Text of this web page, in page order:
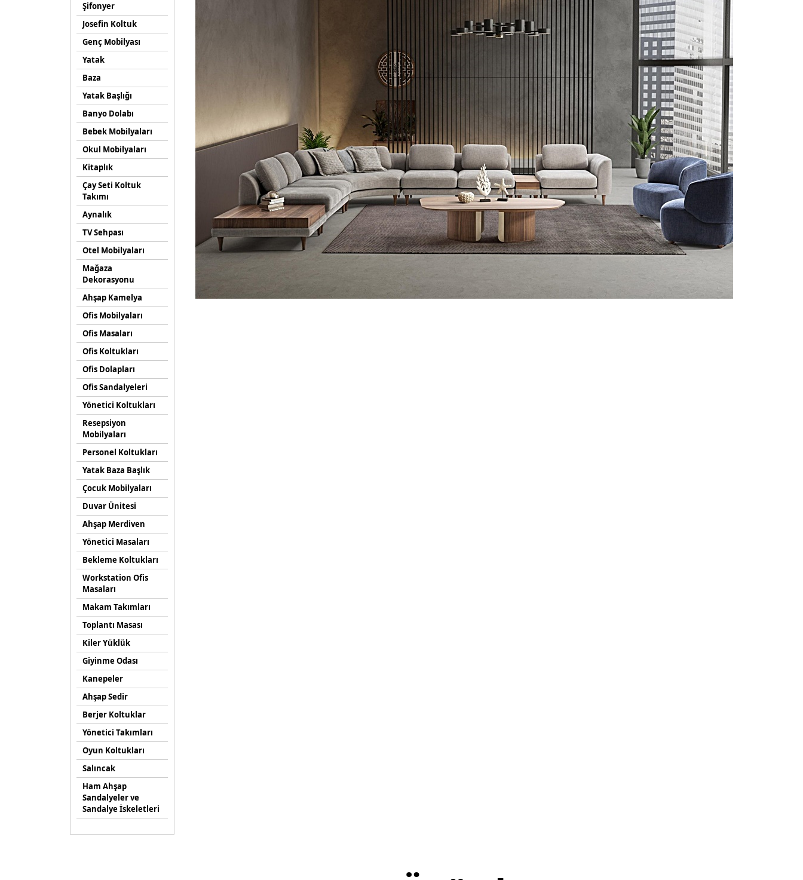
Şifonyer
Josefin Koltuk
Genç Mobilyası
Yatak
Baza
Yatak Başlığı
Banyo Dolabı
Bebek Mobilyaları
Okul Mobilyaları
Kitaplık
Çay Seti Koltuk
Takımı
Aynalık
TV Sehpası
Otel Mobilyaları
Mağaza
Dekorasyonu
Ahşap Kamelya
Ofis Mobilyaları
Ofis Masaları
Ofis Koltukları
Ofis Dolapları
Ofis Sandalyeleri
Yönetici Koltukları
Resepsiyon
Mobilyaları
Personel Koltukları
Yatak Baza Başlık
Çocuk Mobilyaları
Duvar Ünitesi
Ahşap Merdiven
Yönetici Masaları
Bekleme Koltukları
Workstation Ofis
Masaları
Makam Takımları
Toplantı Masası
Kiler Yüklük
Giyinme Odası
Kanepeler
Ahşap Sedir
Berjer Koltuklar
Yönetici Takımları
Oyun Koltukları
Salıncak
Ham Ahşap
Sandalyeler ve
Sandalye İskeletleri